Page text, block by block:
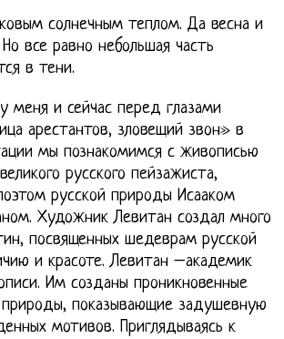
солнечным теплом. Да весна и
все равно небольшая часть
в тени.
меня и сейчас перед глазами
арестантов, зловещий звон» в
мы познакомимся с живописью
русского пейзажиста,
русской природы Исааком
Художник Левитан создал много
посвященных шедеврам русской
и красоте. Левитан –академик
Им созданы проникновенные
природы, показывающие задушевную
мотивов. Приглядываясь к